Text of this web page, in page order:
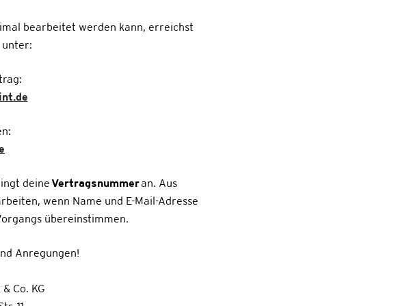
bearbeitet werden kann, erreichst
unter:
deineVertragsnummeran. Aus
wenn Name und E-Mail-Adresse
übereinstimmen.
Anregungen!
& Co. KG